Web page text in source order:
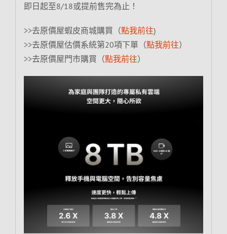
即日起至8/18或提前售完為止！
>>去原價屋蝦皮商城購買（點我前往)
>>去原價屋估價系統第20項下單（點我前往）
>>去原價屋門市購買（點我前往）